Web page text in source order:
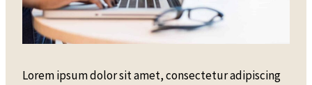
Lorem ipsum dolor sit amet, consectetur adipiscing